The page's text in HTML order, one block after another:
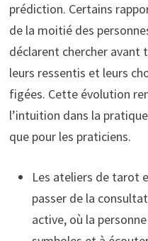
prédiction. Certains
de la moitié des
déclarent chercher avant
leurs ressentis et leurs
figées. Cette évolution
l’intuition dans la
que pour les praticiens.
Les ateliers de tarot
passer de la
active, où la